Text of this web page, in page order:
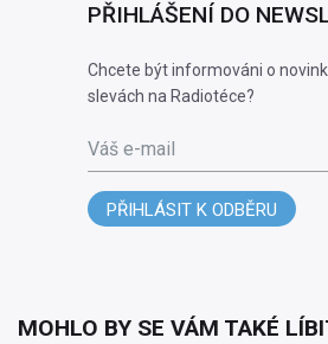
PŘIHLÁŠENÍ DO
Chcete být informováni o
slevách na Radiotéce?
Váš e-mail
PŘIHLÁSIT K ODBĚRU
MOHLO BY SE VÁM TAKÉ